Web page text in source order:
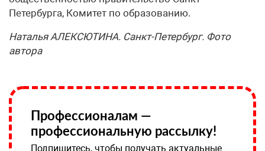
Петербурга, Комитет по образованию.
Наталья АЛЕКСЮТИНА. Санкт-Петербург. Фото
автора
Профессионалам —
профессиональную рассылку!
Подпишитесь, чтобы получать актуальные